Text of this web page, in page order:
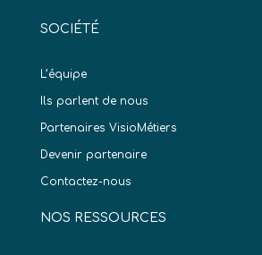
SOCIÉTÉ
L’équipe
Ils parlent de nous
Partenaires VisioMétiers
Devenir partenaire
Contactez-nous
NOS RESSOURCES